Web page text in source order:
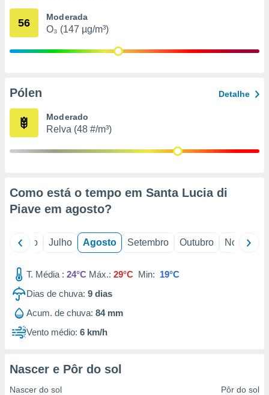
através
estudos
1199
56 Moderada
O₃ (147 µg/m³)
Pólen Detalhe
Moderado
Relva (48 #/m³)
Como está o tempo em Santa Lucia di
Piave em agosto?
Junho Julho Agosto Setembro Outubro Novembro
T. Média : 24°C Máx.: 29°C Min: 19°C
Dias de chuva: 9 dias
Acum. de chuva: 84 mm
Vento médio: 6 km/h
Nascer e Pôr do sol
Nascer do sol Pôr do sol